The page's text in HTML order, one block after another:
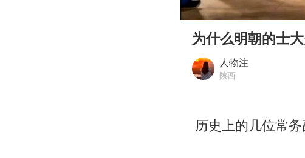
泰
《
Play
00:00
为什么明朝的士
人物注
陕西
历史上的几位常